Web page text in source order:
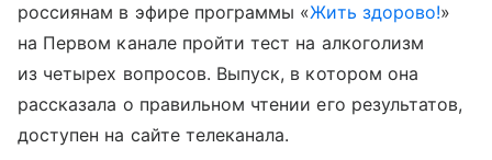
россиянам в эфире программы «Жить здорово!»
на Первом канале пройти тест на алкоголизм
из четырех вопросов. Выпуск, в котором она
рассказала о правильном чтении его результатов,
доступен на сайте телеканала.